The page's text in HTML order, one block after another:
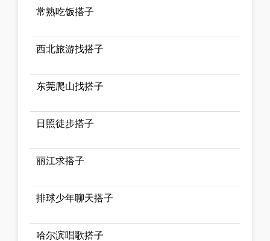
常熟吃饭搭子
西北旅游找搭子
东莞爬山找搭子
日照徒步搭子
丽江求搭子
排球少年聊天搭子
哈尔滨唱歌搭子